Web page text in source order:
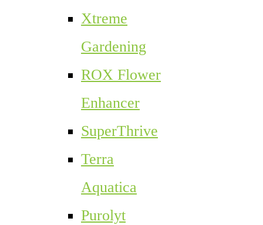
Xtreme
Gardening
ROX Flower
Enhancer
SuperThrive
Terra
Aquatica
Purolyt